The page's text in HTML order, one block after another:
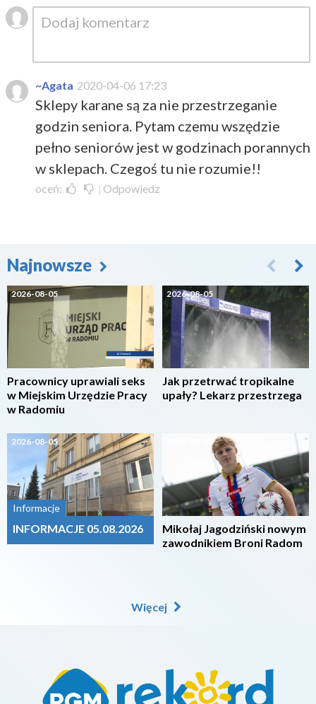
~Agata 2020-04-06 17:23
Sklepy karane są za nie przestrzeganie
godzin seniora. Pytam czemu wszędzie
pełno seniorów jest w godzinach porannych
w sklepach. Czegoś tu nie rozumie!!
oceń: | Odpowiedz
Najnowsze
2026-08-05
Pracownicy uprawiali seks
w Miejskim Urzędzie Pracy
w Radomiu
2026-08-05
Informacje
INFORMACJE 05.08.2026
2026-08-05
Jak przetrwać tropikalne
upały? Lekarz przestrzega
2026-08-05
Mikołaj Jagodziński nowym
zawodnikiem Broni Radom
Więcej